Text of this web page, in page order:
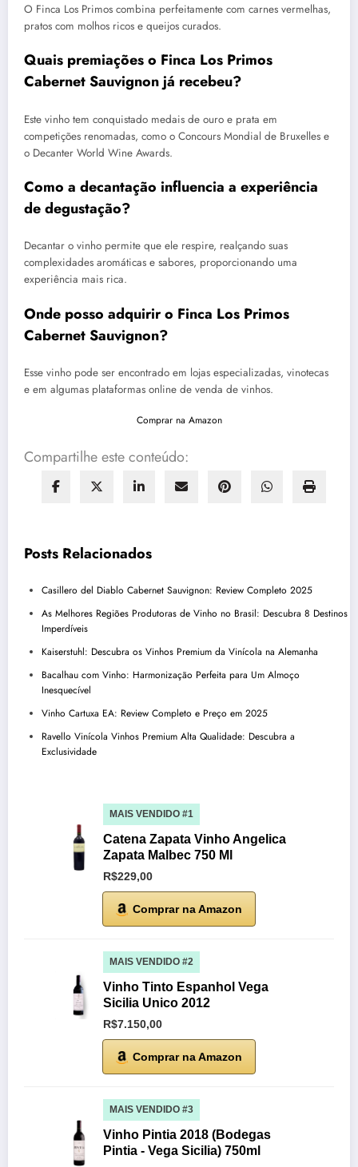
O Finca Los Primos combina perfeitamente com carnes vermelhas,
pratos com molhos ricos e queijos curados.
Quais premiações o Finca Los Primos
Cabernet Sauvignon já recebeu?
Este vinho tem conquistado medais de ouro e prata em
competições renomadas, como o Concours Mondial de Bruxelles e
o Decanter World Wine Awards.
Como a decantação influencia a experiência
de degustação?
Decantar o vinho permite que ele respire, realçando suas
complexidades aromáticas e sabores, proporcionando uma
experiência mais rica.
Onde posso adquirir o Finca Los Primos
Cabernet Sauvignon?
Esse vinho pode ser encontrado em lojas especializadas, vinotecas
e em algumas plataformas online de venda de vinhos.
Comprar na Amazon
Compartilhe este conteúdo:
Posts Relacionados
Casillero del Diablo Cabernet Sauvignon: Review Completo 2025
As Melhores Regiões Produtoras de Vinho no Brasil: Descubra 8 Destinos
Imperdíveis
Kaiserstuhl: Descubra os Vinhos Premium da Vinícola na Alemanha
Bacalhau com Vinho: Harmonização Perfeita para Um Almoço
Inesquecível
Vinho Cartuxa EA: Review Completo e Preço em 2025
Ravello Vinícola Vinhos Premium Alta Qualidade: Descubra a
Exclusividade
MAIS VENDIDO #1
Catena Zapata Vinho Angelica
Zapata Malbec 750 Ml
R$229,00
Comprar na Amazon
MAIS VENDIDO #2
Vinho Tinto Espanhol Vega
Sicilia Unico 2012
R$7.150,00
Comprar na Amazon
MAIS VENDIDO #3
Vinho Pintia 2018 (Bodegas
Pintia - Vega Sicilia) 750ml